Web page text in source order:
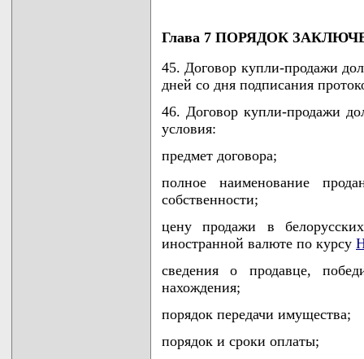
Глава 7 ПОРЯДОК
45. Договор купли-продажи
дней со дня подписания
46. Договор купли-продажи
условия:
предмет договора;
полное наименование
собственности;
цену продажи в
иностранной валюте по курсу
сведения о продавце,
нахождения;
порядок передачи имущества;
порядок и сроки оплаты;